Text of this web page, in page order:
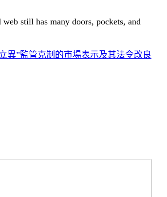
still has many doors, pockets, and
異”監管克制的市場表示及其法令改良